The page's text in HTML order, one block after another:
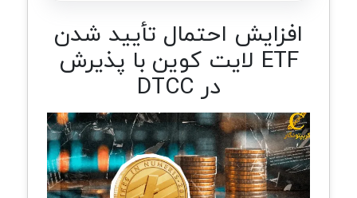
افزایش احتمال تأیید شدن
ETF لایت کوین با پذیرش
در DTCC